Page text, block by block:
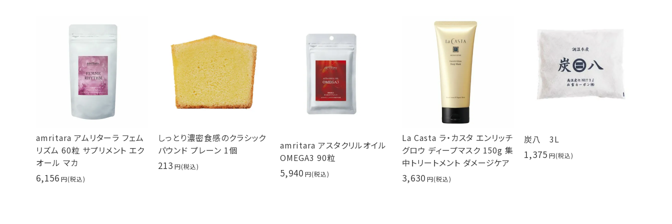
amritara アムリターラ フェム
リズム 60粒 サプリメント エク
オール マカ
6,156
しっとり濃密食感のクラシック
パウンド プレーン 1個
213
amritara アスタクリルオイル
OMEGA3 90粒
5,940
La Casta ラ・カスタ エンリッチ
グロウ ディープマスク 150g 集
中トリートメント ダメージケア
3,630
炭八 3L
1,375